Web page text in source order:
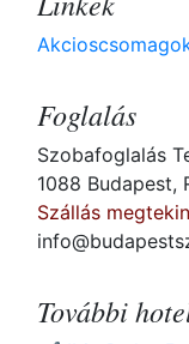
Foglalás
Szobafoglalás
1088 Budapest,
Szállás
További